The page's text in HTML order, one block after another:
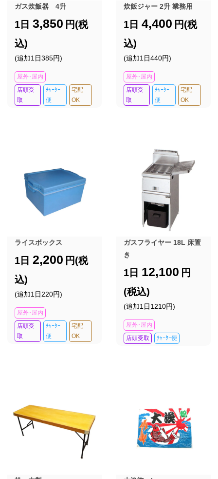
ガス炊飯器 4升
1日 3,850 円(税
込)
(追加1日385円)
屋外･屋内
店頭受
取
ﾁｬｰﾀｰ
便
宅配
OK
炊飯ジャー 2升 業務用
1日 4,400 円(税
込)
(追加1日440円)
屋外･屋内
店頭受
取
ﾁｬｰﾀｰ
便
宅配
OK
ライスボックス
1日 2,200 円(税
込)
(追加1日220円)
屋外･屋内
店頭受
取
ﾁｬｰﾀｰ
便
宅配
OK
ガスフライヤー 18L 床置
き
1日 12,100 円
(税込)
(追加1日1210円)
屋外･屋内
店頭受取
ﾁｬｰﾀｰ便